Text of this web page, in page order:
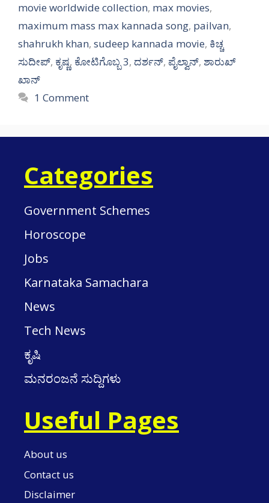
movie worldwide collection, max movies,
maximum mass max kannada song, pailvan,
shahrukh khan, sudeep kannada movie, ಕಿಚ್ಚ
ಸುದೀಪ್​​, ಕೃಷ್ಣ, ಕೋಟಿಗೊಬ್ಬ 3, ದರ್ಶನ್, ಪೈಲ್ವಾನ್​, ಶಾರುಖ್
ಖಾನ್
1 Comment
Categories
Government Schemes
Horoscope
Jobs
Karnataka Samachara
News
Tech News
ಕೃಷಿ
ಮನರಂಜನೆ ಸುದ್ದಿಗಳು
Useful Pages
About us
Contact us
Disclaimer